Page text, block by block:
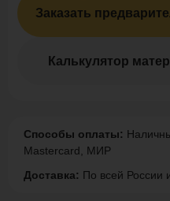
Заказать
Калькулятор
Способы оплаты:
Mastercard, МИР
Доставка: По всей России